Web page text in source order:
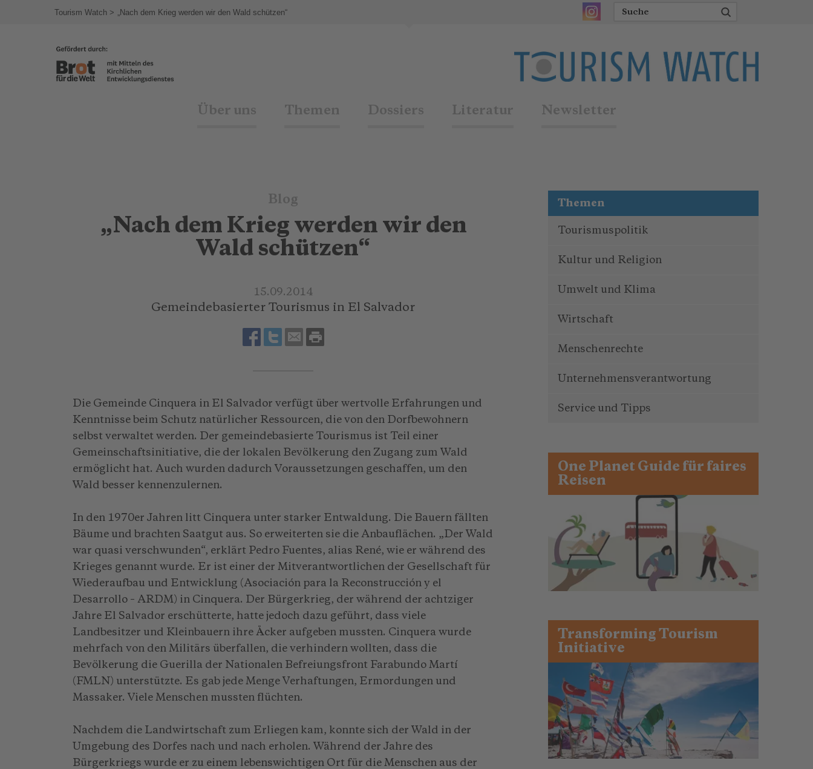
Tourism Watch „Nach dem Krieg werden wir den Wald schützen“
Über uns Themen Dossiers Literatur Newsletter
Blog
„Nach dem Krieg werden wir den
Wald schützen“
15.09.2014
Gemeindebasierter Tourismus in El Salvador
Die Gemeinde Cinquera in El Salvador verfügt über wertvolle Erfahrungen und
Kenntnisse beim Schutz natürlicher Ressourcen, die von den Dorfbewohnern
selbst verwaltet werden. Der gemeindebasierte Tourismus ist Teil einer
Gemeinschaftsinitiative, die der lokalen Bevölkerung den Zugang zum Wald
ermöglicht hat. Auch wurden dadurch Voraussetzungen geschaffen, um den
Wald besser kennenzulernen.
In den 1970er Jahren litt Cinquera unter starker Entwaldung. Die Bauern fällten
Bäume und brachten Saatgut aus. So erweiterten sie die Anbauflächen. „Der Wald
war quasi verschwunden“, erklärt Pedro Fuentes, alias René, wie er während des
Krieges genannt wurde. Er ist einer der Mitverantwortlichen der Gesellschaft für
Wiederaufbau und Entwicklung (Asociación para la Reconstrucción y el
Desarrollo – ARDM) in Cinquera. Der Bürgerkrieg, der während der achtziger
Jahre El Salvador erschütterte, hatte jedoch dazu geführt, dass viele
Landbesitzer und Kleinbauern ihre Äcker aufgeben mussten. Cinquera wurde
mehrfach von den Militärs überfallen, die verhindern wollten, dass die
Bevölkerung die Guerilla der Nationalen Befreiungsfront Farabundo Martí
(FMLN) unterstützte. Es gab jede Menge Verhaftungen, Ermordungen und
Massaker. Viele Menschen mussten flüchten.
Nachdem die Landwirtschaft zum Erliegen kam, konnte sich der Wald in der
Umgebung des Dorfes nach und nach erholen. Während der Jahre des
Bürgerkriegs wurde er zu einem lebenswichtigen Ort für die Menschen aus der
Themen
Tourismuspolitik
Kultur und Religion
Umwelt und Klima
Wirtschaft
Menschenrechte
Unternehmensverantwortung
Service und Tipps
One Planet Guide für faires
Reisen
Transforming Tourism
Initiative